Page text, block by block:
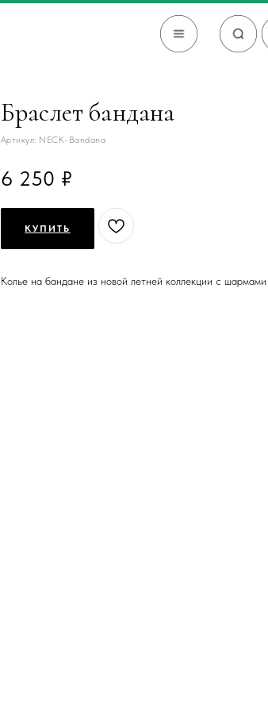
Браслет бандана
Артикул: NECK-Bandana
6 250
КУПИТЬ
Колье на бандане из новой летней коллекции с шармами